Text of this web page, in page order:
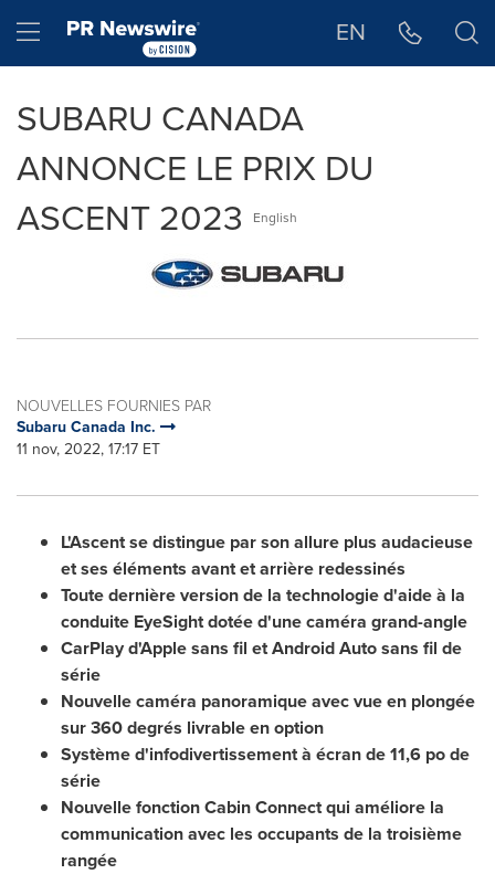
Hamburger menu EN
SUBARU CANADA
ANNONCE LE PRIX DU
ASCENT 2023
English
NOUVELLES FOURNIES PAR
Subaru Canada Inc.
11 nov, 2022, 17:17 ET
L'Ascent se distingue par son allure plus audacieuse
et ses éléments avant et arrière redessinés
Toute dernière version de la technologie d'aide à la
conduite EyeSight dotée d'une caméra grand-angle
CarPlay d'Apple sans fil et Android Auto sans fil de
série
Nouvelle caméra panoramique avec vue en plongée
sur 360 degrés livrable en option
Système d'infodivertissement à écran de 11,6 po de
série
Nouvelle fonction Cabin Connect qui améliore la
communication avec les occupants de la troisième
rangée